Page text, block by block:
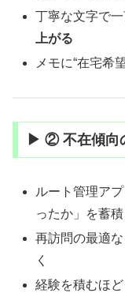
丁寧な文字で一
上がる
メモに“在宅希
▶ ② 不在傾向
ルート管理ア
ったか」を蓄積
再訪問の最適
く
経験を積むほ